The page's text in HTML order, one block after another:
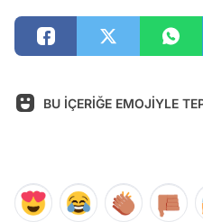
BU İÇERİĞE EMOJİYLE